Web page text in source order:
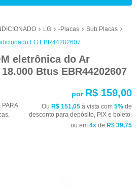
LG -Placas
Sub Placas
LG EBR44202607
eletrônica do Ar
Btus EBR44202607
PARA
por R$ 159,00
Ou R$ 151,05 à vista com 5% de
desconto para depósito, PIX e boleto.
ou em 4x de R$ 39,75